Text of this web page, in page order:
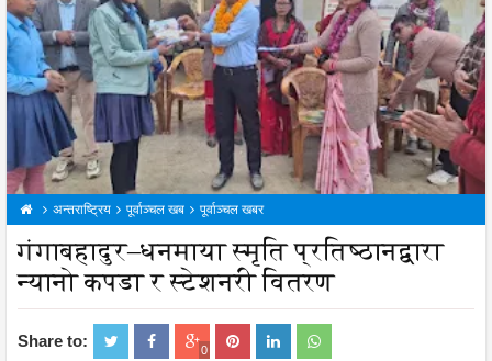
04 Aug
2026
अन्तराष्ट्रिय पूर्वाञ्चल खब पूर्वाञ्चल खबर
गंगाबहादुर–धनमाया स्मृति प्रतिष्ठानद्वारा
न्यानो कपडा र स्टेशनरी वितरण
Share to: 0